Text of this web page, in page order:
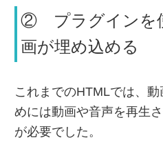
② プラグインを
画が埋め込める
これまでのHTMLでは、
めには動画や音声を再生
が必要でした。